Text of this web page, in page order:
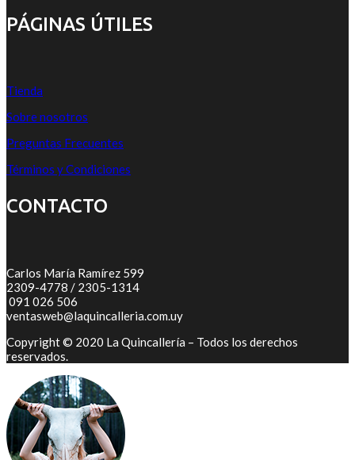
PÁGINAS ÚTILES
Tienda
Sobre nosotros
Preguntas Frecuentes
Términos y Condiciones
CONTACTO
Carlos María Ramírez 599
2309-4778 / 2305-1314
091 026 506
ventasweb@laquincalleria.com.uy
Copyright © 2020 La Quincallería – Todos los derechos
reservados.